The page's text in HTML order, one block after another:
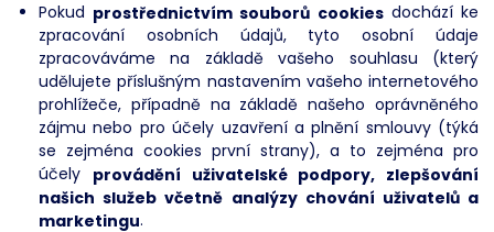
Pokud prostřednictvím souborů cookiesdochází ke
zpracování osobních údajů, tyto osobní údaje
zpracováváme na základě vašeho souhlasu (který
udělujete příslušným nastavením vašeho internetového
prohlížeče, případně na základě našeho oprávněného
zájmu nebo pro účely uzavření a plnění smlouvy (týká
se zejména cookies první strany), a to zejména pro
účely provádění uživatelské podpory, zlepšování
našich služeb včetně analýzy chování uživatelů a
marketingu.